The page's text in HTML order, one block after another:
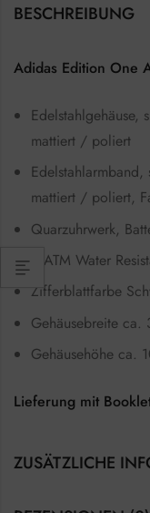
BESCHREIBUNG
Adidas Edition One
Edelstahlgehäuse,
mattiert / poliert
mattiert / poliert,
Quarzuhrwerk,
5 ATM Water
Zifferblattfarbe
Gehäusebreite ca.
Gehäusehöhe ca.
Lieferung mit
ZUSÄTZLICHE